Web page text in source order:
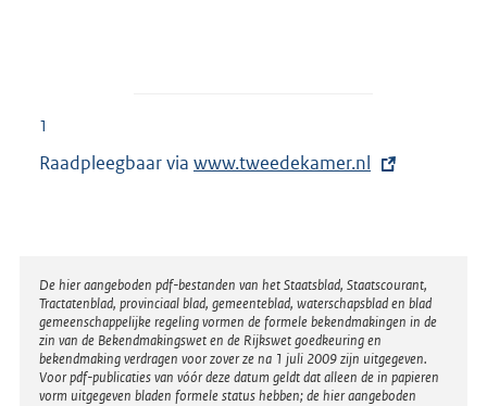
1
Raadpleegbaar via E
r
n
e
l
i
www.tweedekamer.nl
Disclaimer
De hier aangeboden pdf-bestanden van het Staatsblad, Staatscourant,
Tractatenblad, provinciaal blad, gemeenteblad, waterschapsblad en blad
gemeenschappelijke regeling vormen de formele bekendmakingen in de
zin van de Bekendmakingswet en de Rijkswet goedkeuring en
bekendmaking verdragen voor zover ze na 1 juli 2009 zijn uitgegeven.
Voor pdf-publicaties van vóór deze datum geldt dat alleen de in papieren
vorm uitgegeven bladen formele status hebben; de hier aangeboden